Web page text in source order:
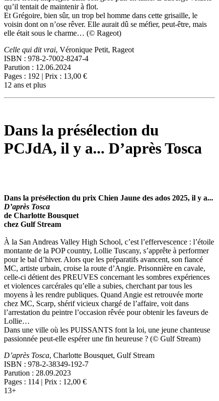
qu’il tentait de maintenir à flot.
Et Grégoire, bien sûr, un trop bel homme dans cette grisaille, le
voisin dont on n’ose rêver. Elle aurait dû se méfier, peut-être, mais
elle était sous le charme… (© Rageot)
Celle qui dit vrai, Véronique Petit, Rageot
ISBN : 978-2-7002-8247-4
Parution : 12.06.2024
Pages : 192 | Prix : 13,00 €
12 ans et plus
Dans la présélection du
PCJdA, il y a... D’après Tosca
Dans la présélection du prix Chien Jaune des ados 2025, il y a...
D’après Tosca
de Charlotte Bousquet
chez Gulf Stream
À la San Andreas Valley High School, c’est l’effervescence : l’étoile
montante de la POP country, Lollie Tuscany, s’apprête à performer
pour le bal d’hiver. Alors que les préparatifs avancent, son fiancé
MC, artiste urbain, croise la route d’Angie. Prisonnière en cavale,
celle-ci détient des PREUVES concernant les sombres expériences
et violences carcérales qu’elle a subies, cherchant par tous les
moyens à les rendre publiques. Quand Angie est retrouvée morte
chez MC, Scarp, shérif vicieux chargé de l’affaire, voit dans
l’arrestation du peintre l’occasion rêvée pour obtenir les faveurs de
Lollie…
Dans une ville où les PUISSANTS font la loi, une jeune chanteuse
passionnée peut-elle espérer une fin heureuse ? (© Gulf Stream)
D’après Tosca, Charlotte Bousquet, Gulf Stream
ISBN : 978-2-38349-192-7
Parution : 28.09.2023
Pages : 114 | Prix : 12,00 €
13+